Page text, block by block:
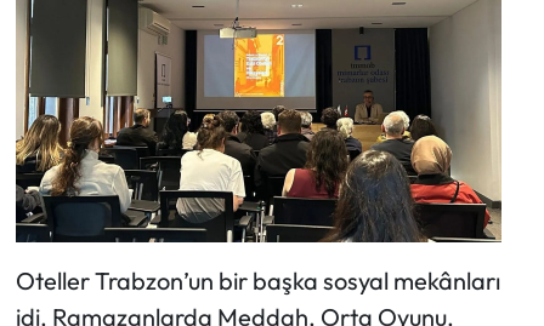
Oteller Trabzon’un bir başka sosyal mekânları
idi, Ramazanlarda Meddah, Orta Oyunu,